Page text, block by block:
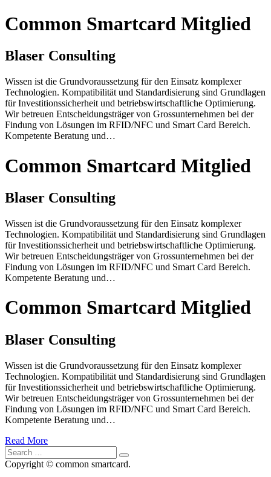
Common Smartcard Mitglied
Blaser Consulting
Wissen ist die Grundvoraussetzung für den Einsatz komplexer
Technologien. Kompatibilität und Standardisierung sind Grundlagen
für Investitionssicherheit und betriebswirtschaftliche Optimierung.
Wir betreuen Entscheidungsträger von Grossunternehmen bei der
Findung von Lösungen im RFID/NFC und Smart Card Bereich.
Kompetente Beratung und…
Common Smartcard Mitglied
Blaser Consulting
Wissen ist die Grundvoraussetzung für den Einsatz komplexer
Technologien. Kompatibilität und Standardisierung sind Grundlagen
für Investitionssicherheit und betriebswirtschaftliche Optimierung.
Wir betreuen Entscheidungsträger von Grossunternehmen bei der
Findung von Lösungen im RFID/NFC und Smart Card Bereich.
Kompetente Beratung und…
Common Smartcard Mitglied
Blaser Consulting
Wissen ist die Grundvoraussetzung für den Einsatz komplexer
Technologien. Kompatibilität und Standardisierung sind Grundlagen
für Investitionssicherheit und betriebswirtschaftliche Optimierung.
Wir betreuen Entscheidungsträger von Grossunternehmen bei der
Findung von Lösungen im RFID/NFC und Smart Card Bereich.
Kompetente Beratung und…
Read More
Copyright © common smartcard.